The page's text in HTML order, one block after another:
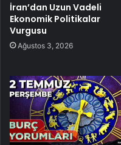
İran’dan Uzun Vadeli
Ekonomik Politikalar
Vurgusu
Ağustos 3, 2026